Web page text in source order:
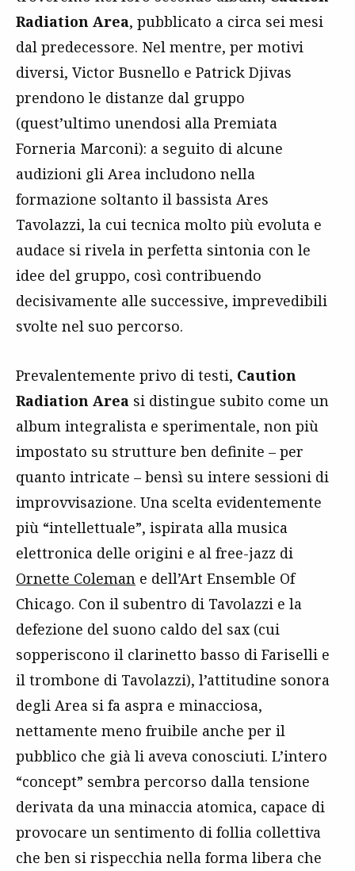
Radiation Area, pubblicato a circa sei mesi
dal predecessore. Nel mentre, per motivi
diversi, Victor Busnello e Patrick Djivas
prendono le distanze dal gruppo
(quest’ultimo unendosi alla Premiata
Forneria Marconi): a seguito di alcune
audizioni gli Area includono nella
formazione soltanto il bassista Ares
Tavolazzi, la cui tecnica molto più evoluta e
audace si rivela in perfetta sintonia con le
idee del gruppo, così contribuendo
decisivamente alle successive, imprevedibili
svolte nel suo percorso.
Prevalentemente privo di testi, Caution
Radiation Area si distingue subito come un
album integralista e sperimentale, non più
impostato su strutture ben definite – per
quanto intricate – bensì su intere sessioni di
improvvisazione. Una scelta evidentemente
più “intellettuale”, ispirata alla musica
elettronica delle origini e al free-jazz di
Ornette Coleman e dell’Art Ensemble Of
Chicago. Con il subentro di Tavolazzi e la
defezione del suono caldo del sax (cui
sopperiscono il clarinetto basso di Fariselli e
il trombone di Tavolazzi), l’attitudine sonora
degli Area si fa aspra e minacciosa,
nettamente meno fruibile anche per il
pubblico che già li aveva conosciuti. L’intero
“concept” sembra percorso dalla tensione
derivata da una minaccia atomica, capace di
provocare un sentimento di follia collettiva
che ben si rispecchia nella forma libera che